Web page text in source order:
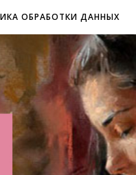
ОБРАБОТКИ ДАННЫХ